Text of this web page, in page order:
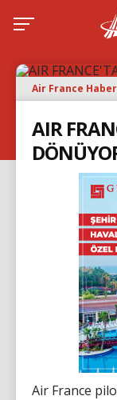
Air France
AIR
Air France